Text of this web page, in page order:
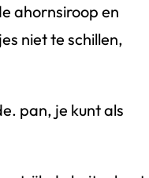
ahornsiroop en
niet te schillen,
pan, je kunt als